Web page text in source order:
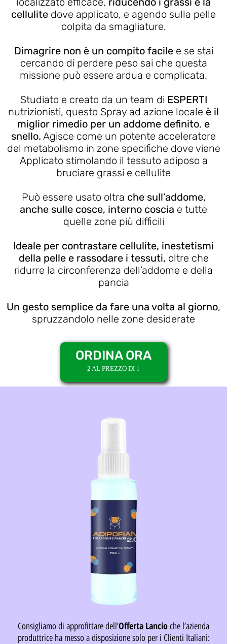
cellulite dove applicato, e agendo sulla pelle
colpita da smagliature.
Dimagrire non è un compito facilee se stai
cercando di perdere peso sai che questa
missione può essere ardua e complicata.
Studiato e creato da un team di ESPERTI
nutrizionisti, questo Spray ad azione locale è il
miglior rimedio per un addome definito, e
snello. Agisce come un potente acceleratore
del metabolismo in zone specifiche dove viene
Applicato stimolando il tessuto adiposo a
bruciare grassi e cellulite
Può essere usato oltra che sull’addome,
anche sulle cosce, interno coscia e tutte
quelle zone più difficili
Ideale per contrastare cellulite, inestetismi
della pelle e rassodare i tessuti, oltre che
ridurre la circonferenza dell’addome e della
pancia
Un gesto semplice da fare una volta al giorno,
spruzzandolo nelle zone desiderate
ORDINA ORA
2 AL PREZZO DI 1
Consigliamo di approfittare dell’Offerta Lancioche l’azienda
produttrice ha messo a disposizione solo per i Clienti Italiani: